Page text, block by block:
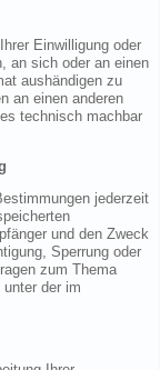
Einwilligung oder
an sich oder an einen
aushändigen zu
an einen anderen
technisch machbar
jederzeit
und den Zweck
Sperrung oder
zum Thema
der im